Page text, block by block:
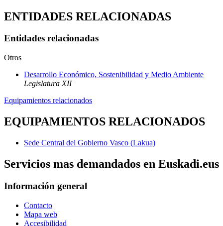
ENTIDADES RELACIONADAS
Entidades relacionadas
Otros
Desarrollo Económico, Sostenibilidad y Medio Ambiente
Legislatura XII
Equipamientos relacionados
EQUIPAMIENTOS RELACIONADOS
Sede Central del Gobierno Vasco (Lakua)
Servicios mas demandados en Euskadi.eus
Información general
Contacto
Mapa web
Accesibilidad